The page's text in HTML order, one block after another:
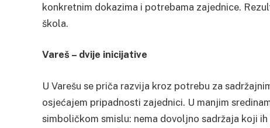
konkretnim dokazima i potrebama zajednice.
škola.
Vareš – dvije inicijative
U Varešu se priča razvija kroz potrebu za
osjećajem pripadnosti zajednici. U manjim
simboličkom smislu: nema dovoljno sadržaja koji